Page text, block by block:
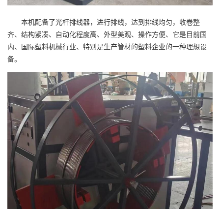
本机配备了光杆排线器，进行排线，达到排线均匀，收卷整
齐、结构紧凑、自动化程度高、外型美观、操作方便、它是目前国
内、国际塑料机械行业、特别是生产管材的塑料企业的一种理想设
备。